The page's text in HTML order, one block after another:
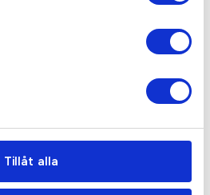
Tillåt alla